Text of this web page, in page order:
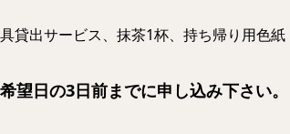
貸出サービス、抹茶1杯、持ち帰り用色
望日の3日前までに申し込み下さい。